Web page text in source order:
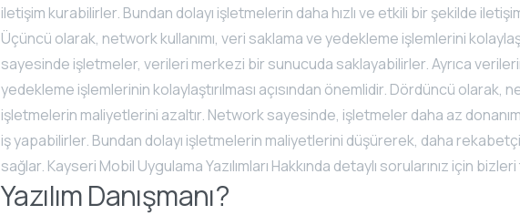
iletişim kurabilirler. Bundan dolayı işletmelerin daha hızlı ve etkili bir şekilde
Üçüncü olarak, network kullanımı, veri saklama ve yedekleme işlemlerini
sayesinde işletmeler, verileri merkezi bir sunucuda saklayabilirler. Ayrıca
yedekleme işlemlerinin kolaylaştırılması açısından önemlidir. Dördüncü olarak,
işletmelerin maliyetlerini azaltır. Network sayesinde, işletmeler daha az
iş yapabilirler. Bundan dolayı işletmelerin maliyetlerini düşürerek, daha
sağlar. Kayseri Mobil Uygulama Yazılımları Hakkında detaylı sorularınız için
Yazılım Danışmanı?